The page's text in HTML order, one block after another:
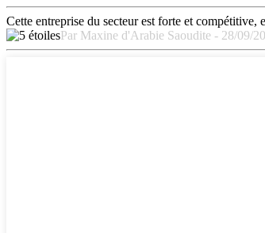
Cette entreprise du secteur est forte et
Par Maxine d'Arabie Saoudite - 28/09/